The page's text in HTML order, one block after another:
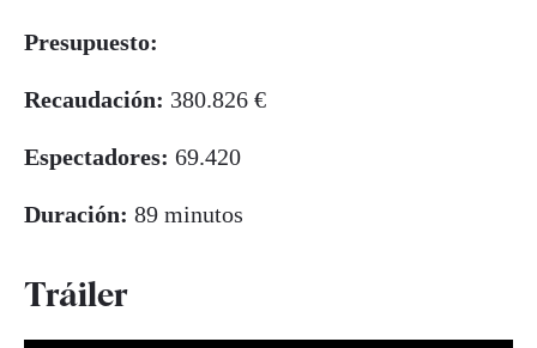
Presupuesto:
Recaudación: 380.826 €
Espectadores: 69.420
Duración: 89 minutos
Tráiler